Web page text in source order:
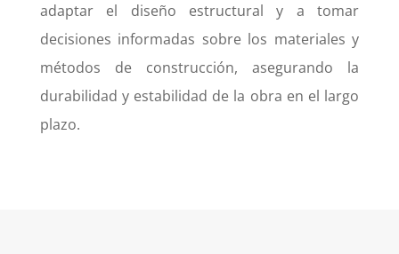
adaptar el diseño estructural y a tomar
decisiones informadas sobre los materiales y
métodos de construcción, asegurando la
durabilidad y estabilidad de la obra en el largo
plazo.